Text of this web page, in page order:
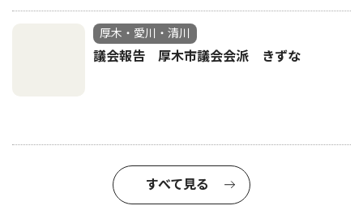
厚木・愛川・清川
議会報告 厚木市議会会派 きずな
すべて見る